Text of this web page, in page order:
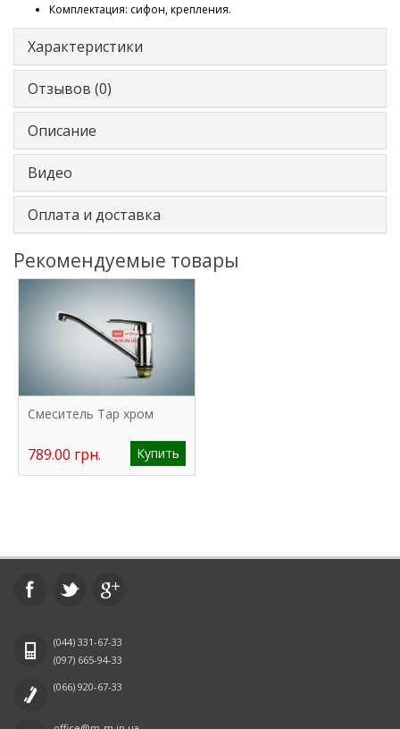
Комплектация: сифон, крепления.
Характеристики
Отзывов (0)
Описание
Видео
Оплата и доставка
Рекомендуемые товары
Смеситель Tap хром
789.00 грн. Купить
(044) 331-67-33
(097) 665-94-33
(066) 920-67-33